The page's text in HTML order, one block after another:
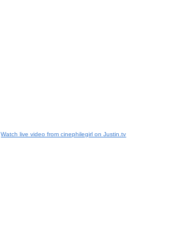
Watch live video from cinephilegirl on Justin.tv